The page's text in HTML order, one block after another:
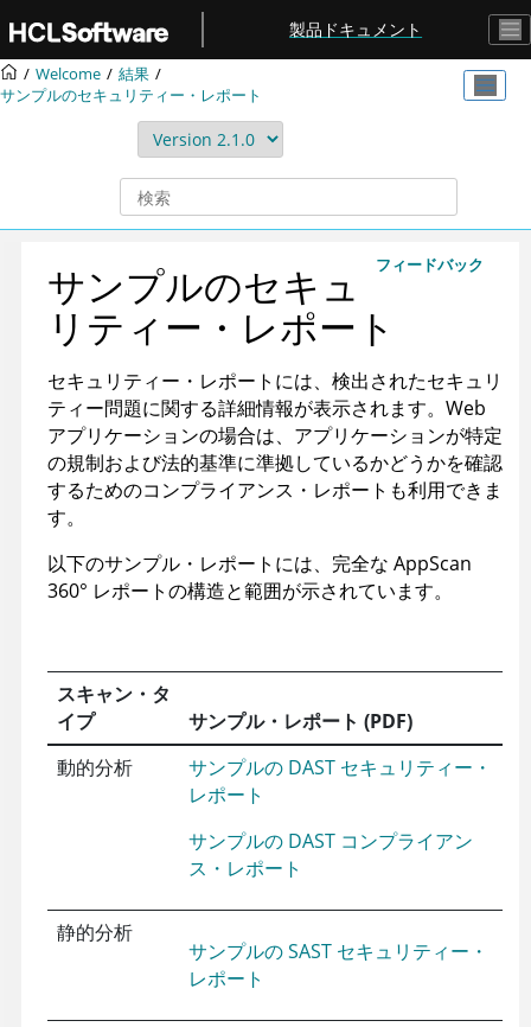
メインコンテンツにジャンプ
製品ドキュメント
Welcome
結果
サンプルのセキュリティー・レポート
フィードバック
サンプルのセキュ
リティー・レポート
セキュリティー・レポートには、検出されたセキュリ
ティー問題に関する詳細情報が表示されます。Web
アプリケーションの場合は、アプリケーションが特定
の規制および法的基準に準拠しているかどうかを確認
するためのコンプライアンス・レポートも利用できま
す。
以下のサンプル・レポートには、完全な AppScan
360° レポートの構造と範囲が示されています。
スキャン・タ
イプ
サンプル・レポート (PDF)
動的分析
サンプルの DAST セキュリティー・
レポート
サンプルの DAST コンプライアン
ス・レポート
静的分析
サンプルの SAST セキュリティー・
レポート